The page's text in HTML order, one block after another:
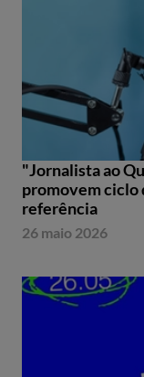
"Jornalista ao
promovem ciclo
referência
26 maio 2026